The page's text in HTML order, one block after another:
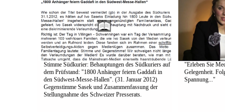
Stimme Südkurier: Behauptungen des Südkuriers auf
dem Prüfstand: "1800 Anhänger feiern Gaddafi in
den Südwest-Messe-Hallen". (31. Januar 2012)
Gegenstimme Sasek und Zusammenfassung der
Stellungnahme des Schweizer Presserats.
"Erleben Sie
Gelegenheit.
Spannung..."